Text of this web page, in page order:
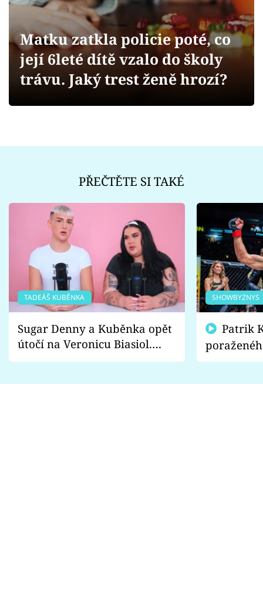
Videa
Sledujte prima+
Matku zatkla policie poté, co
její 6leté dítě vzalo do školy
trávu. Jaký trest ženě hrozí?
PŘEČTĚTE SI TAKÉ
TADEÁŠ KUBĚNKA
Sugar Denny a Kuběnka opět
útočí na Veronicu Biasiol.
Proč je podle nich falešná a
SHOWBYZNYS
fanoušci